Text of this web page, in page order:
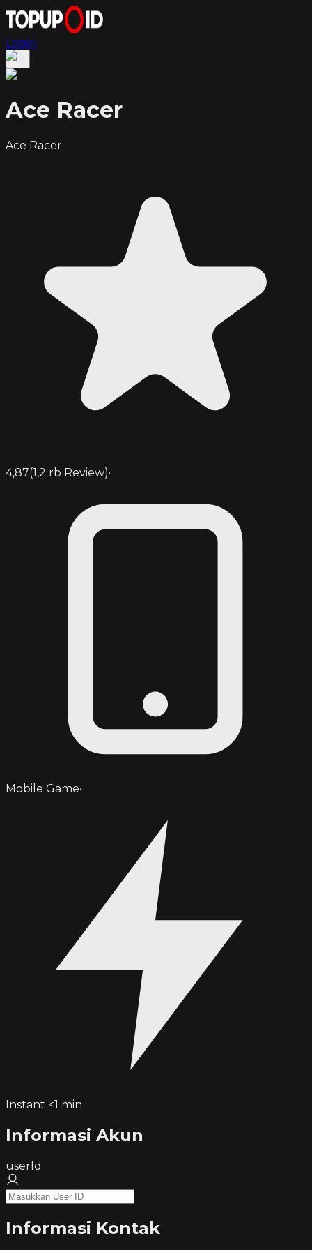
Login
Ace Racer
Ace Racer
4,87(1,2 rb Review)·
Mobile Game•
Instant <1 min
Informasi Akun
userId
Informasi Kontak